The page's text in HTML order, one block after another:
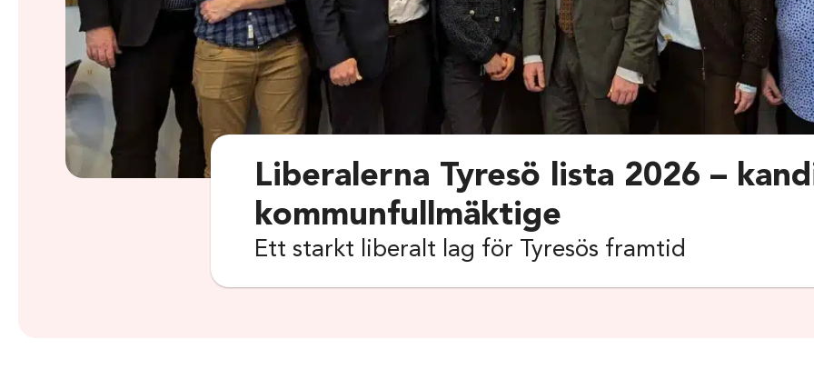
Liberalerna Tyresö lista 2026 –
kommunfullmäktige
Ett starkt liberalt lag för Tyresös framtid